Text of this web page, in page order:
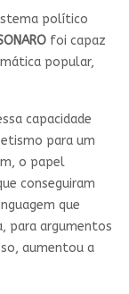
político
foi capaz
popular,
capacidade
para um
o papel
conseguiram
que
para argumentos
aumentou a